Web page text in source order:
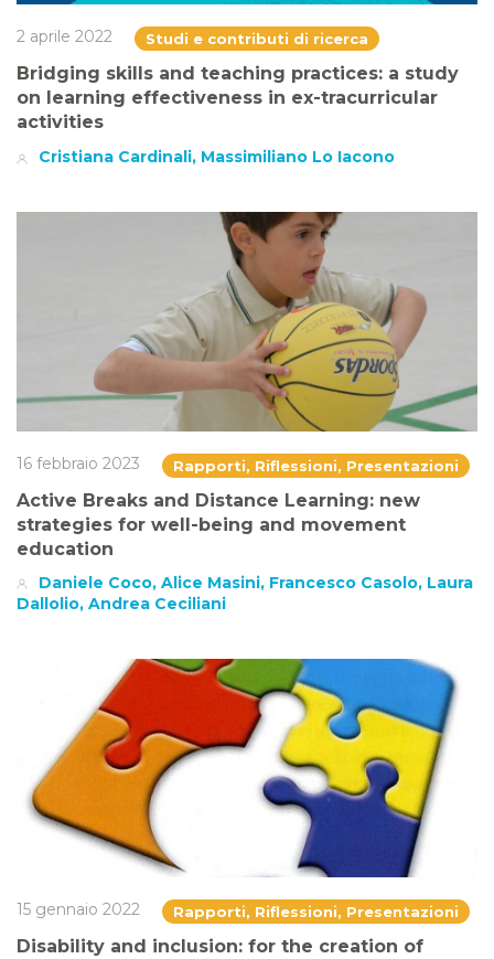
2 aprile 2022 Studi e contributi di ricerca
Bridging skills and teaching practices: a study
on learning effectiveness in ex-tracurricular
activities
Cristiana Cardinali, Massimiliano Lo Iacono
16 febbraio 2023 Rapporti, Riflessioni, Presentazioni
Active Breaks and Distance Learning: new
strategies for well-being and movement
education
Daniele Coco, Alice Masini, Francesco Casolo, Laura
Dallolio, Andrea Ceciliani
15 gennaio 2022 Rapporti, Riflessioni, Presentazioni
Disability and inclusion: for the creation of